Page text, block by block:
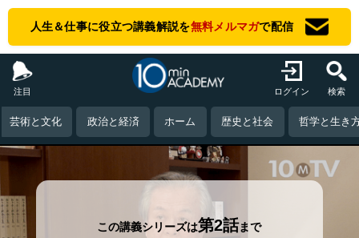
人生＆仕事に役立つ講義解説を無料メルマガで配信
注目 ログイン 検索
芸術と文化 政治と経済 ホーム 歴史と社会 哲学と生き
この講義シリーズは第2話まで